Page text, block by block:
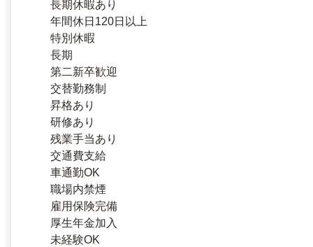
長期休暇あり
年間休日120日以上
特別休暇
長期
第二新卒歓迎
交替勤務制
昇格あり
研修あり
残業手当あり
交通費支給
車通勤OK
職場内禁煙
雇用保険完備
厚生年金加入
未経験OK